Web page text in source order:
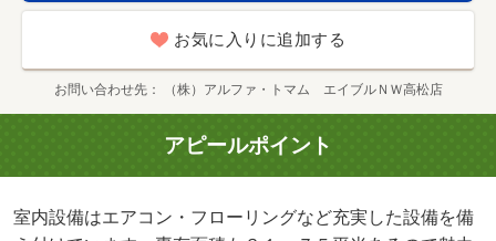
お気に入りに追加する
お問い合わせ先 （株）アルファ・トマム エイブルＮＷ高松店
アピールポイント
室内設備はエアコン・フローリングなど充実した設備を備